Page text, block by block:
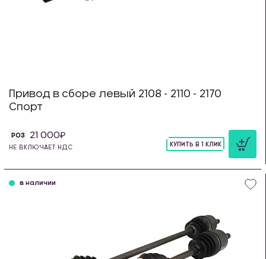
Привод в сборе левый 2108 - 2110 - 2170
Спорт
РОЗ 21 000
НЕ ВКЛЮЧАЕТ НДС
КУПИТЬ В 1 КЛИК
в наличии